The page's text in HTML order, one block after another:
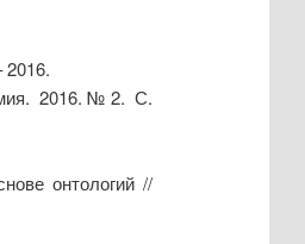
2016. № 2. С.
онтологий //